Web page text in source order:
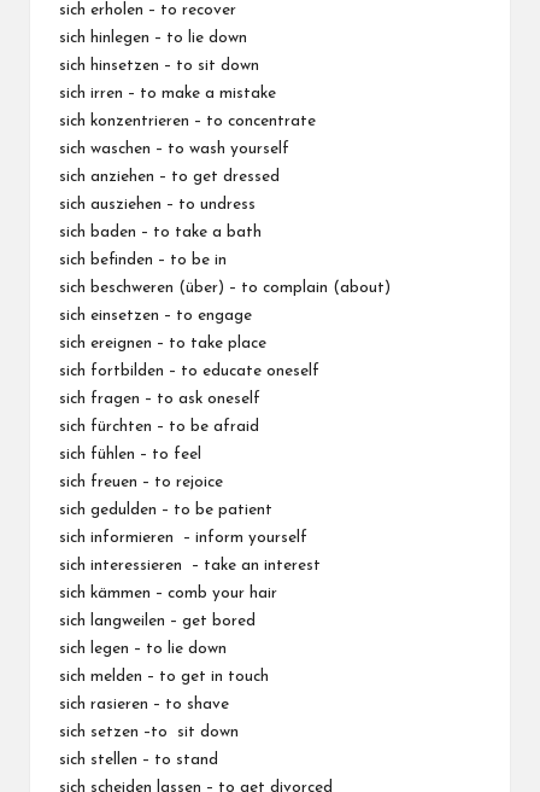
sich erholen – to recover
sich hinlegen – to lie down
sich hinsetzen – to sit down
sich irren – to make a mistake
sich konzentrieren – to concentrate
sich waschen – to wash yourself
sich anziehen – to get dressed
sich ausziehen – to undress
sich baden – to take a bath
sich befinden – to be in
sich beschweren (über) – to complain (about)
sich einsetzen – to engage
sich ereignen – to take place
sich fortbilden – to educate oneself
sich fragen – to ask oneself
sich fürchten – to be afraid
sich fühlen – to feel
sich freuen – to rejoice
sich gedulden – to be patient
sich informieren – inform yourself
sich interessieren – take an interest
sich kämmen – comb your hair
sich langweilen – get bored
sich legen – to lie down
sich melden – to get in touch
sich rasieren – to shave
sich setzen –to sit down
sich stellen – to stand
sich scheiden lassen – to get divorced